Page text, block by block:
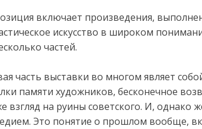
включает произведения,
искусство в широком
частей.
часть выставки во многом являет
памяти художников, бесконечное
взгляд на руины советского. И, однако
Это понятие о прошлом вообще,